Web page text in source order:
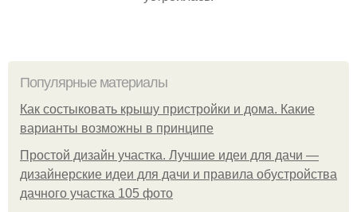
Популярные материалы
Как состыковать крышу пристройки и дома. Какие
варианты возможны в принципе
Простой дизайн участка. Лучшие идеи для дачи —
дизайнерские идеи для дачи и правила обустройства
дачного участка 105 фото